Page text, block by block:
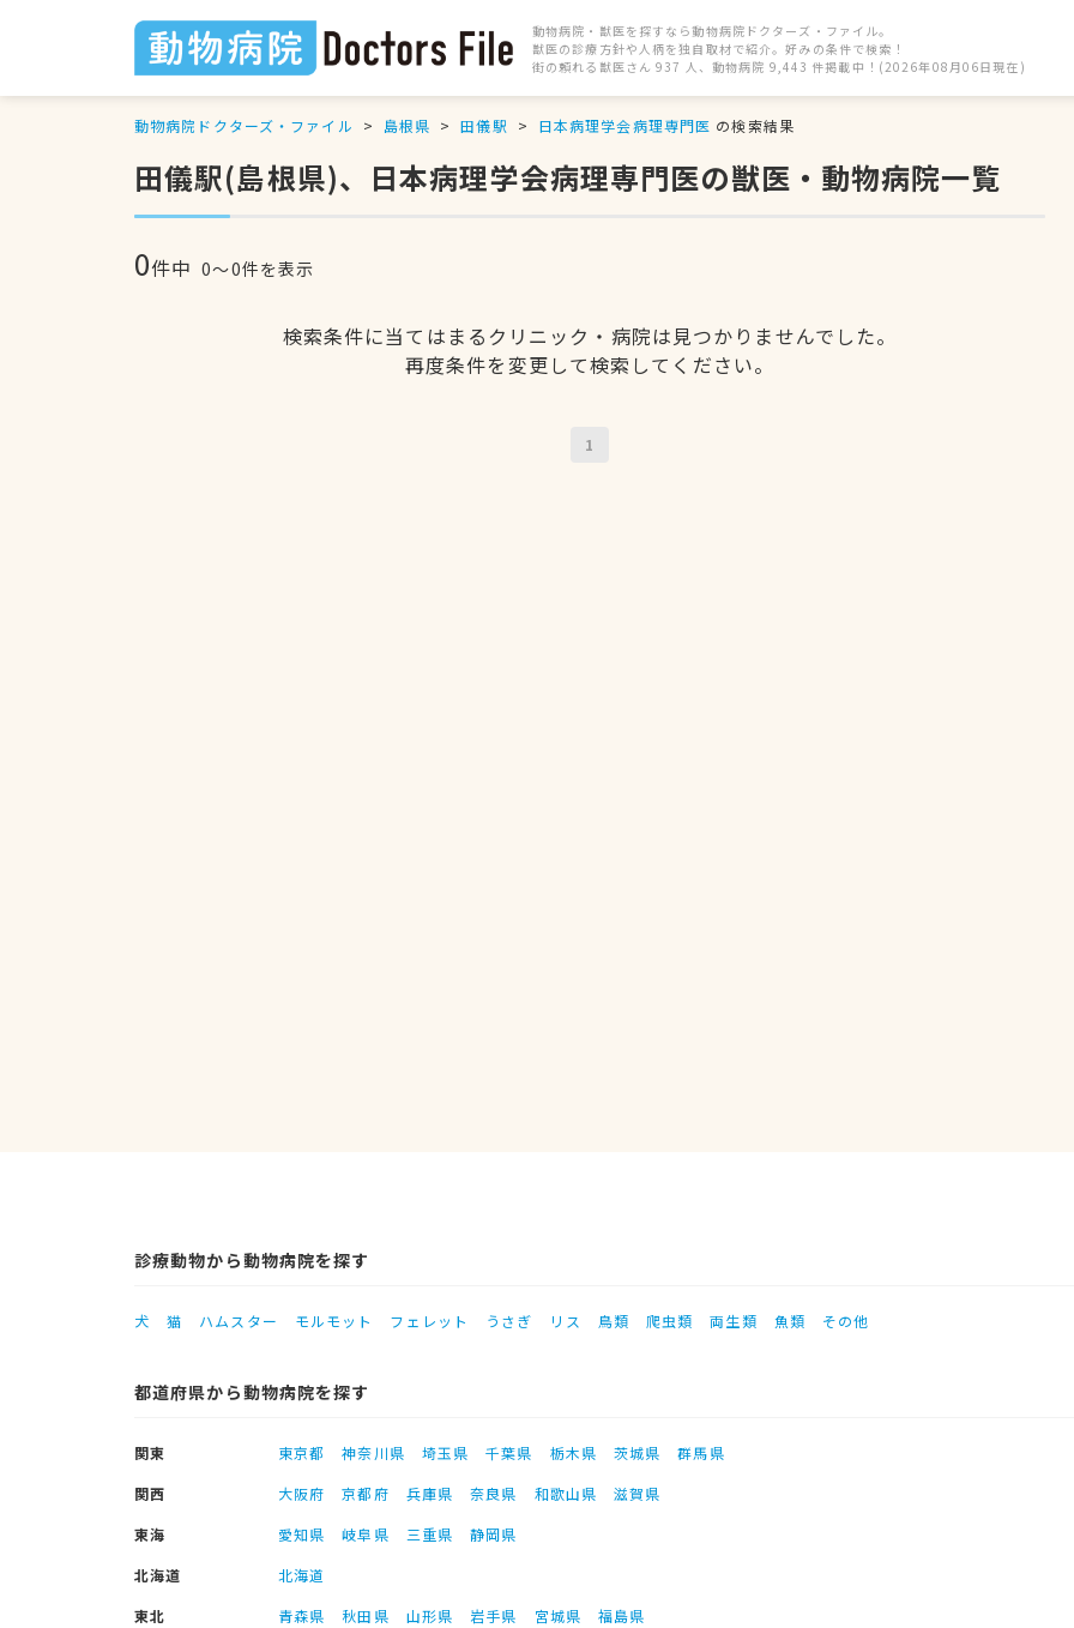
動物病院・獣医を探すなら動物病院ドクターズ・ファイル。
獣医の診療方針や人柄を独自取材で紹介。好みの条件で検索！
街の頼れる獣医さん 937 人、動物病院 9,443 件掲載中！(2026年08月06日現在)
動物病院ドクターズ・ファイル 島根県 田儀駅 日本病理学会病理専門医 の検索結果
田儀駅(島根県)、日本病理学会病理専門医の獣医・動物病院一覧
0件中 0〜0件を表示
検索条件に当てはまるクリニック・病院は見つかりませんでした。
再度条件を変更して検索してください。
1
診療動物から動物病院を探す
犬 猫 ハムスター モルモット フェレット うさぎ リス 鳥類 爬虫類 両生類 魚類 その他
都道府県から動物病院を探す
関東 東京都 神奈川県 埼玉県 千葉県 栃木県 茨城県
群馬県
関西
大阪府 京都府 兵庫県 奈良県 和歌山県
滋賀県
東海
愛知県 岐阜県 三重県
静岡県
北海道
北海道
東北
青森県 秋田県 山形県 岩手県 宮城県
福島県